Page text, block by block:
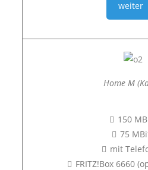
weiter
Home M
150
75
mit
FRITZ!Box 6660